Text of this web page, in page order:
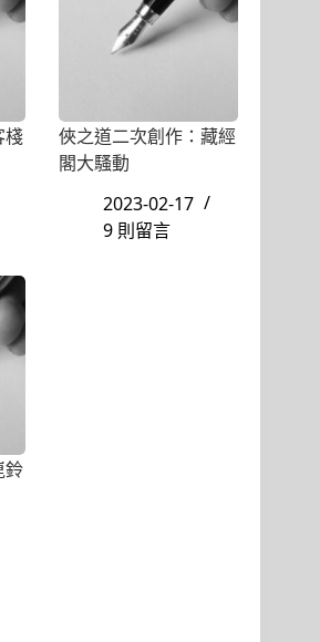
棧
俠之道二次創作：藏經
閣大騷動
2023-02-17
9 則留言
鈴